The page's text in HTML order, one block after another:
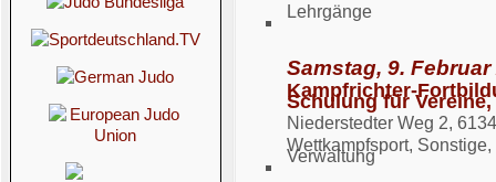
Lehrgänge
Samstag, 9.
Kampfrichter-
Schulung für
Niederstedter Weg 2,
Wettkampfsport,
Verwaltung